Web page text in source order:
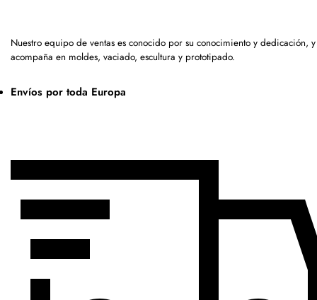
Nuestro equipo de ventas es conocido por su conocimiento y dedicación,
acompaña en moldes, vaciado, escultura y prototipado.
Envíos por toda Europa